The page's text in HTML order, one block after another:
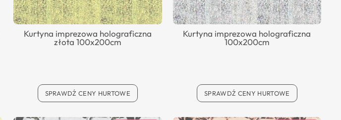
Kurtyna imprezowa holograficzna
złota 100x200cm
SPRAWDŹ CENY HURTOWE
Kurtyna imprezowa holograficzna
100x200cm
SPRAWDŹ CENY HURTOWE